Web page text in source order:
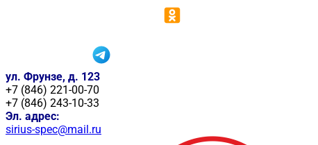
ул. Фрунзе, д. 123
+7 (846) 221-00-70
+7 (846) 243-10-33
Эл. адрес:
sirius-spec@mail.ru